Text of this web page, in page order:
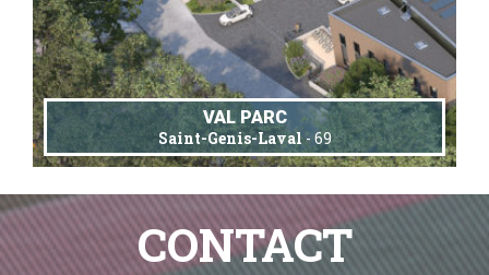
VAL PARC
Saint-Genis-Laval- 69
CONTACT